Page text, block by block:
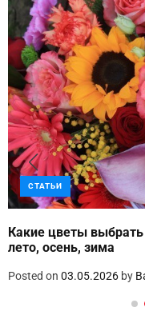
СТАТЬИ
Какие цветы выбрать
лето, осень, зима
Posted on 03.05.2026 by